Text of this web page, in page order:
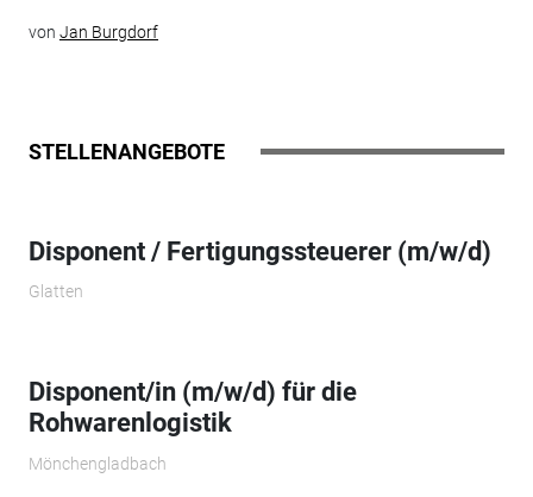
von Jan Burgdorf
STELLENANGEBOTE
Disponent / Fertigungssteuerer (m/w/d)
Glatten
Disponent/in (m/w/d) für die
Rohwarenlogistik
Mönchengladbach